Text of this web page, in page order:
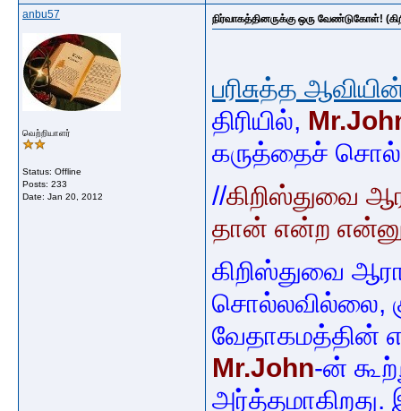
anbu57
வெற்றியாளர்
Status: Offline
Posts: 233
Date: Jan 20, 2012
நிர்வாகத்தினருக்கு ஒரு வேண்டுகோள்!
பரிசுத்த
திரியில்,
கருத்தைச்
//கிறிஸ்துவை
தான் என்ற
கிறிஸ்துவை
சொல்லவில்லை,
வேதாகமத்தின்
Mr.John-ன்
அர்த்தமாகிறது.